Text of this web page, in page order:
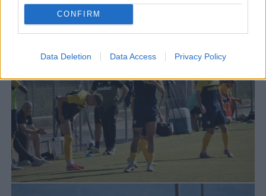
CONFIRM
Data Deletion Data Access Privacy Policy